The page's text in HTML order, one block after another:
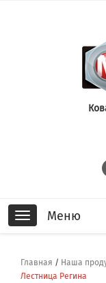
Toggle
navigation
Меню
Главная / Наша
Лестница Регина